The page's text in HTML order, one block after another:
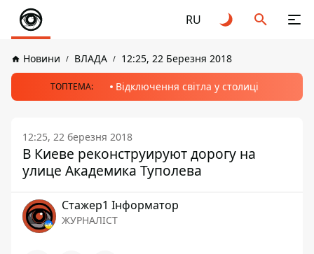
RU
Новини ВЛАДА 12:25, 22 Березня 2018
ТОПТЕМА: Відключення світла у столиці
12:25, 22 березня 2018
В Киеве реконструируют дорогу на
улице Академика Туполева
Стажер1 Інформатор
ЖУРНАЛІСТ